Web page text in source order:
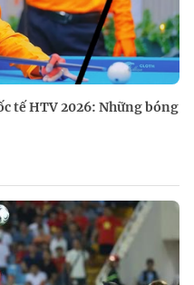
tế HTV 2026: Những bóng